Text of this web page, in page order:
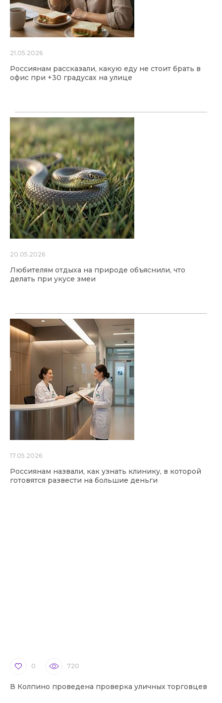
21.05.2026
Россиянам рассказали, какую еду не стоит брать в
офис при +30 градусах на улице
20.05.2026
Любителям отдыха на природе объяснили, что
делать при укусе змеи
17.05.2026
Россиянам назвали, как узнать клинику, в которой
готовятся развести на большие деньги
0 720
В Колпино проведена проверка уличных торговцев